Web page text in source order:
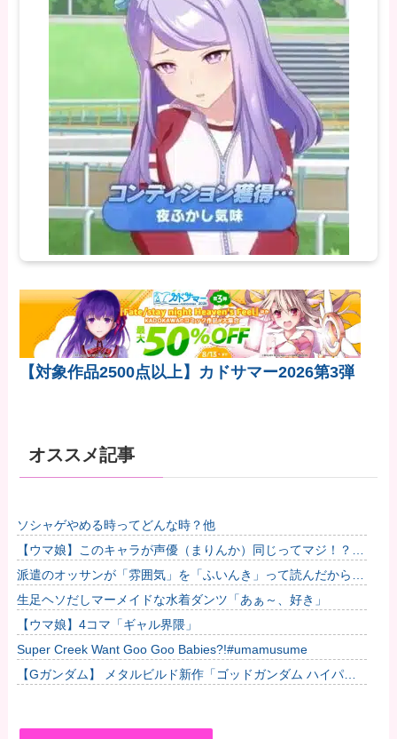
【対象作品2500点以上】カドサマー2026第3弾
オススメ記事
ソシャゲやめる時ってどんな時？他
【ウマ娘】このキャラが声優（まりんか）同じってマジ！？
←「スズカさんみたいな演技の方がレアだと聞いて驚いたよ」
他
派遣のオッサンが「雰囲気」を「ふいんき」って読んだから蹴
り飛ばしたわ...仕事舐めんな
生足ヘソだしマーメイドな水着ダンツ「あぁ～、好き」
【ウマ娘】4コマ「ギャル界隈」
Super Creek Want Goo Goo Babies?!#umamusume
【Gガンダム】 メタルビルド新作「ゴッドガンダム ハイパー